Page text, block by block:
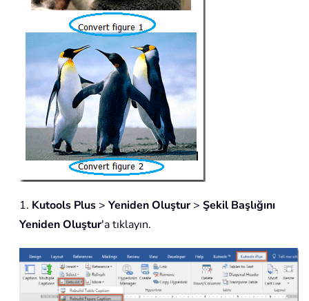
1. Kutools Plus > Yeniden Oluştur> Şekil Başlığını
Yeniden Oluştur'a tıklayın.